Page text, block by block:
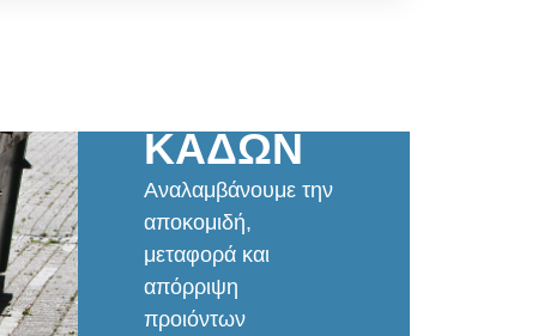
ΚΑΔΩΝ
Αναλαμβάνουμε την
αποκομιδή,
μεταφορά και
απόρριψη
προιόντων